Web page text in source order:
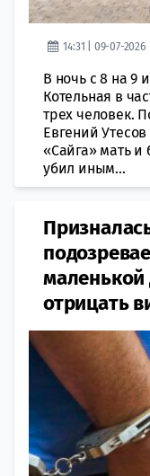
14:31 | 09-07-2026
В ночь с 8 на 9
Котельная в
трех человек.
Евгений
«Сайга» мать
убил иным...
маленькой
отрицать